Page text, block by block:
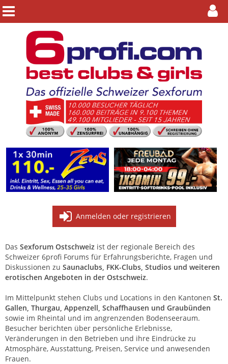
Anmelden oder registrieren
Das Sexforum Ostschweiz ist der regionale Bereich des
Schweizer 6profi Forums für Erfahrungsberichte, Fragen und
Diskussionen zu Saunaclubs, FKK-Clubs, Studios und weiteren
erotischen Angeboten in der Ostschweiz.
Im Mittelpunkt stehen Clubs und Locations in den Kantonen St.
Gallen, Thurgau, Appenzell, Schaffhausen und Graubünden
sowie im Rheintal und im angrenzenden Bodenseeraum.
Besucher berichten über persönliche Erlebnisse,
Veränderungen in den Betrieben und ihre Eindrücke zu
Atmosphäre, Ausstattung, Preisen, Service und anwesenden
Frauen.